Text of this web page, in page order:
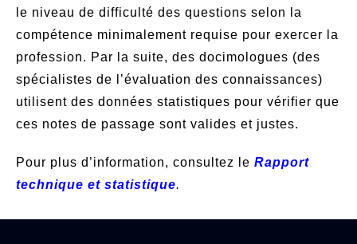
le niveau de difficulté des questions selon la
compétence minimalement requise pour exercer la
profession. Par la suite, des docimologues (des
spécialistes de l’évaluation des connaissances)
utilisent des données statistiques pour vérifier que
ces notes de passage sont valides et justes.
Pour plus d’information, consultez le Rapport
technique et statistique.